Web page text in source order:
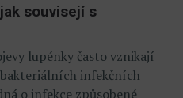
souvisejí s
lupénky často vznikají
infekčních
o infekce způsobené